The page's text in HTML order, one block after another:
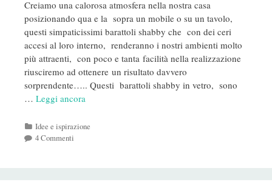
Creiamo una calorosa atmosfera nella nostra casa
posizionando qua e la sopra un mobile o su un tavolo,
questi simpaticissimi barattoli shabby che con dei ceri
accesi al loro interno, renderanno i nostri ambienti molto
più attraenti, con poco e tanta facilità nella realizzazione
riusciremo ad ottenere un risultato davvero
sorprendente….. Questi barattoli shabby in vetro, sono
… Leggi ancora
Categorie
Idee e ispirazione
4 Commenti